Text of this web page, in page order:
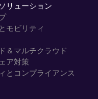
リューション
モビリティ
＆マルチクラウド
ア対策
とコンプライアンス